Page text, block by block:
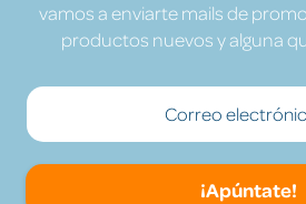
vamos a enviarte mails de
productos nuevos y alguna
¡Apúntate!